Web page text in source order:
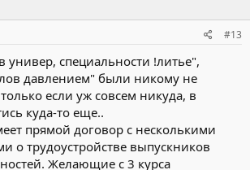
#13
универ, специальности !литье",
давлением" были никому не
если уж совсем никуда, в
куда-то еще..
прямой договор с несколькими
о трудоустройстве выпускников
Желающие с 3 курса